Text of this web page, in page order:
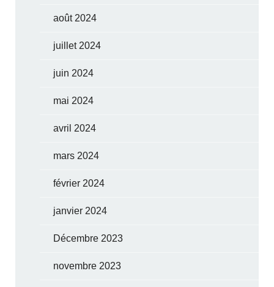
août 2024
juillet 2024
juin 2024
mai 2024
avril 2024
mars 2024
février 2024
janvier 2024
Décembre 2023
novembre 2023